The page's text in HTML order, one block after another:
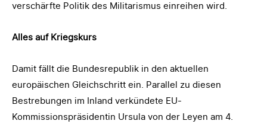
verschärfte Politik des Militarismus einreihen wird.
Alles auf Kriegskurs
Damit fällt die Bundesrepublik in den aktuellen
europäischen Gleichschritt ein. Parallel zu diesen
Bestrebungen im Inland verkündete EU-
Kommissionspräsidentin Ursula von der Leyen am 4.